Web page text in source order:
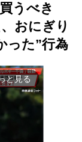
うべき
おにぎり
った”行為
と見る